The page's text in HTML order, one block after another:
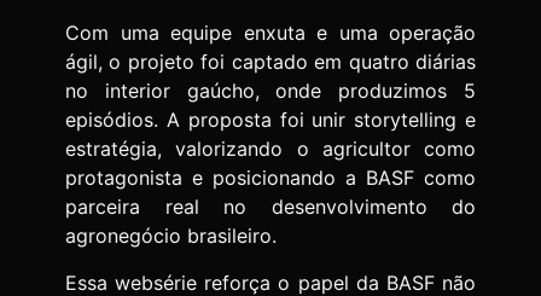
Com uma equipe enxuta e uma operação
ágil, o projeto foi captado em quatro diárias
no interior gaúcho, onde produzimos 5
episódios. A proposta foi unir storytelling e
estratégia, valorizando o agricultor como
protagonista e posicionando a BASF como
parceira real no desenvolvimento do
agronegócio brasileiro.
Essa websérie reforça o papel da BASF não